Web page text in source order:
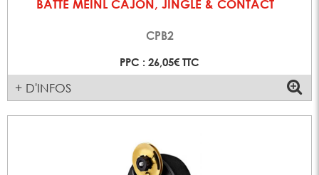
BATTE MEINL CAJON, JINGLE & CONTACT
CPB2
PPC : 26,05€ TTC
+ D'INFOS